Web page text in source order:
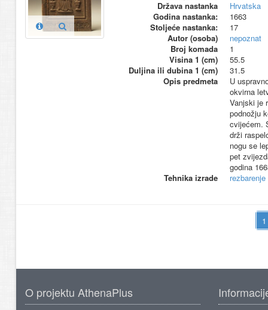
Država nastanka
Hrvatska
Godina nastanka:
1663
Stoljeće nastanka:
17
Autor (osoba)
nepoznat
Broj komada
1
Visina 1 (cm)
55.5
Duljina ili dubina 1 (cm)
31.5
Opis predmeta
U
okvirna
Vanjski je
podnožju
cvijećem.
drži
nogu se
pet
godina
Tehnika izrade
rezbarenje
O projektu AthenaPlus